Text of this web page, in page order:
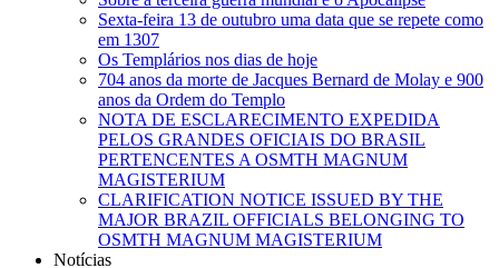
Sexta-feira 13 de outubro uma data que se repete como
em 1307
Os Templários nos dias de hoje
704 anos da morte de Jacques Bernard de Molay e 900
anos da Ordem do Templo
NOTA DE ESCLARECIMENTO EXPEDIDA
PELOS GRANDES OFICIAIS DO BRASIL
PERTENCENTES A OSMTH MAGNUM
MAGISTERIUM
CLARIFICATION NOTICE ISSUED BY THE
MAJOR BRAZIL OFFICIALS BELONGING TO
OSMTH MAGNUM MAGISTERIUM
Notícias